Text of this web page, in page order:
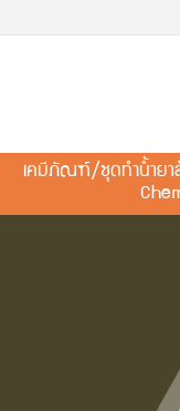
เคมีภัณฑ์/ชุดทำน้ำยา